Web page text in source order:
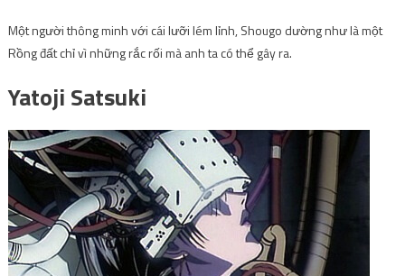
Một người thông minh với cái lưỡi lém lỉnh, Shougo dường như là một
Rồng đất chỉ vì những rắc rối mà anh ta có thể gây ra.
Yatoji Satsuki